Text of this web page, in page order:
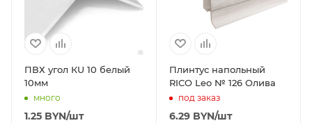
ПВХ угол КU 10 белый
10мм
много
1.25 BYN/шт
Плинтус напольный
RICO Leo № 126 Олива
под заказ
6.29BYN/шт